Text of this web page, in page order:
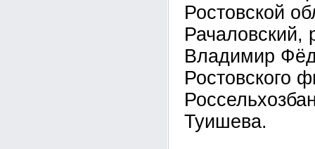
Ростовской
Рачаловский,
Владимир
Ростовского
Туишева.